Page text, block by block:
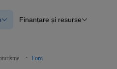
Blog Autovit.ro
Finanțare și resurse
Ford